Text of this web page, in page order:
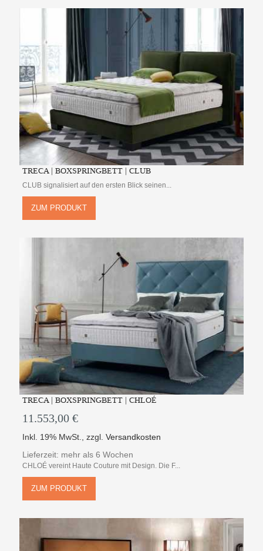
TRECA | BOXSPRINGBETT | CLUB
CLUB signalisiert auf den ersten Blick seinen...
ZUM PRODUKT
TRECA | BOXSPRINGBETT | CHLOÉ
11.553,00 €
Inkl. 19% MwSt. ,zzgl.Versandkosten
Lieferzeit: mehr als 6 Wochen
CHLOÉ vereint Haute Couture mit Design. Die F...
ZUM PRODUKT